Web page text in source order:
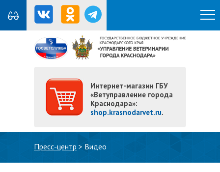
Интернет-магазин ГБУ
«Ветуправление города
Краснодара»:
shop.krasnodarvet.ru.
Пресс-центр > Видео